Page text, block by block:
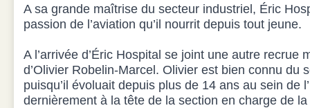
A sa grande maîtrise du secteur industriel, Éric
passion de l’aviation qu’il nourrit depuis tout jeune.
A l’arrivée d’Éric Hospital se joint une autre recrue
d’Olivier Robelin-Marcel. Olivier est bien connu du
puisqu’il évoluait depuis plus de 14 ans au sein de
dernièrement à la tête de la section en charge de